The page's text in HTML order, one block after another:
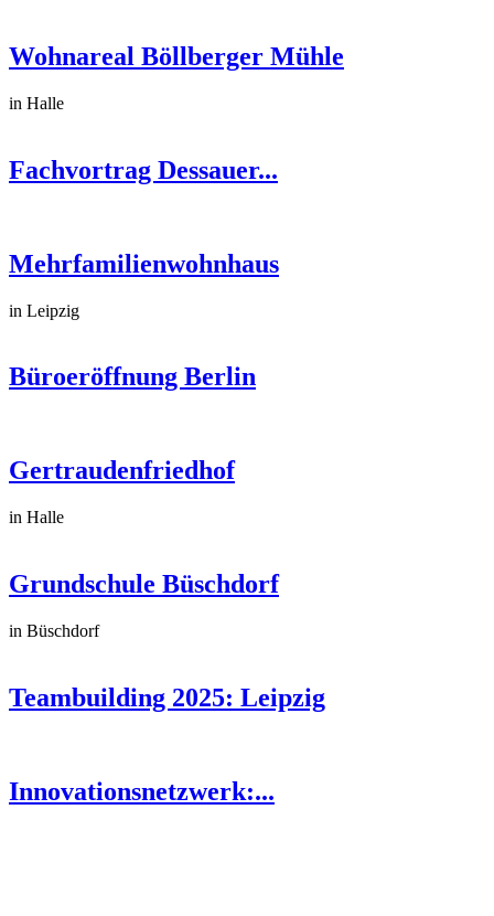
Wohnareal Böllberger Mühle
in Halle
Fachvortrag Dessauer...
Mehrfamilienwohnhaus
in Leipzig
Büroeröffnung Berlin
Gertraudenfriedhof
in Halle
Grundschule Büschdorf
in Büschdorf
Teambuilding 2025: Leipzig
Innovationsnetzwerk:...